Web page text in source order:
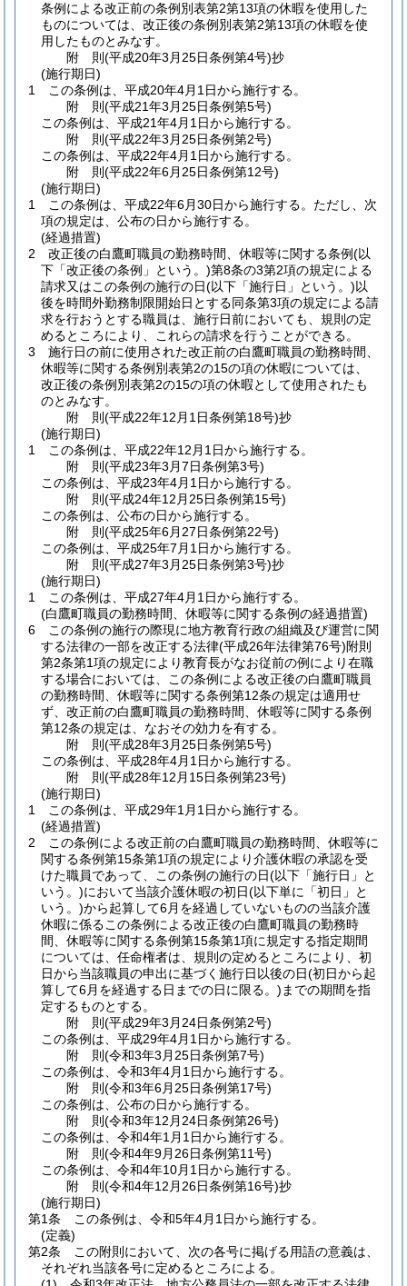
条例による改正前の条例別表第2第13項の休暇を使用した
ものについては、改正後の条例別表第2第13項の休暇を使
用したものとみなす。
附 則(平成20年3月25日条例第4号)抄
(施行期日)
1
この条例は、平成20年4月1日から施行する。
附 則(平成21年3月25日条例第5号)
この条例は、平成21年4月1日から施行する。
附 則(平成22年3月25日条例第2号)
この条例は、平成22年4月1日から施行する。
附 則(平成22年6月25日条例第12号)
(施行期日)
1
この条例は、平成22年6月30日から施行する。 ただし、次
項の規定は、公布の日から施行する。
(経過措置)
2
改正後の白鷹町職員の勤務時間、休暇等に関する条例(以
下「改正後の条例」という。)第8条の3第2項の規定による
請求又はこの条例の施行の日(以下「施行日」という。)以
後を時間外勤務制限開始日とする同条第3項の規定による請
求を行おうとする職員は、施行日前においても、規則の定
めるところにより、これらの請求を行うことができる。
3
施行日の前に使用された改正前の白鷹町職員の勤務時間、
休暇等に関する条例別表第2の15の項の休暇については、
改正後の条例別表第2の15の項の休暇として使用されたも
のとみなす。
附 則(平成22年12月1日条例第18号)抄
(施行期日)
1
この条例は、平成22年12月1日から施行する。
附 則(平成23年3月7日条例第3号)
この条例は、平成23年4月1日から施行する。
附 則(平成24年12月25日条例第15号)
この条例は、公布の日から施行する。
附 則(平成25年6月27日条例第22号)
この条例は、平成25年7月1日から施行する。
附 則(平成27年3月25日条例第3号)抄
(施行期日)
1
この条例は、平成27年4月1日から施行する。
(白鷹町職員の勤務時間、休暇等に関する条例の経過措置)
6
この条例の施行の際現に地方教育行政の組織及び運営に関
する法律の一部を改正する法律(平成26年法律第76号)附則
第2条第1項の規定により教育長がなお従前の例により在職
する場合においては、この条例による改正後の白鷹町職員
の勤務時間、休暇等に関する条例第12条の規定は適用せ
ず、改正前の白鷹町職員の勤務時間、休暇等に関する条例
第12条の規定は、なおその効力を有する。
附 則(平成28年3月25日条例第5号)
この条例は、平成28年4月1日から施行する。
附 則(平成28年12月15日条例第23号)
(施行期日)
1
この条例は、平成29年1月1日から施行する。
(経過措置)
2
この条例による改正前の白鷹町職員の勤務時間、休暇等に
関する条例第15条第1項の規定により介護休暇の承認を受
けた職員であって、この条例の施行の日(以下「施行日」と
いう。)において当該介護休暇の初日(以下単に「初日」と
いう。)から起算して6月を経過していないものの当該介護
休暇に係るこの条例による改正後の白鷹町職員の勤務時
間、休暇等に関する条例第15条第1項に規定する指定期間
については、任命権者は、規則の定めるところにより、初
日から当該職員の申出に基づく施行日以後の日(初日から起
算して6月を経過する日までの日に限る。) までの期間を指
定するものとする。
附 則(平成29年3月24日条例第2号)
この条例は、平成29年4月1日から施行する。
附 則(令和3年3月25日条例第7号)
この条例は、令和3年4月1日から施行する。
附 則(令和3年6月25日条例第17号)
この条例は、公布の日から施行する。
附 則(令和3年12月24日条例第26号)
この条例は、令和4年1月1日から施行する。
附 則(令和4年9月26日条例第11号)
この条例は、令和4年10月1日から施行する。
附 則(令和4年12月26日条例第16号)抄
(施行期日)
第1条
この条例は、令和5年4月1日から施行する。
(定義)
第2条
この附則において、次の各号に掲げる用語の意義は、
それぞれ当該各号に定めるところによる。